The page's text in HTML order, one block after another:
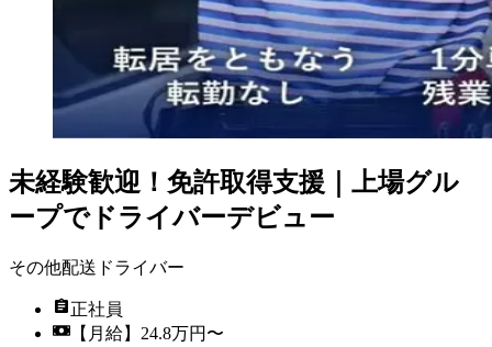
未経験歓迎！免許取得支援｜上場グル
ープでドライバーデビュー
その他配送ドライバー
正社員
【月給】24.8万円〜